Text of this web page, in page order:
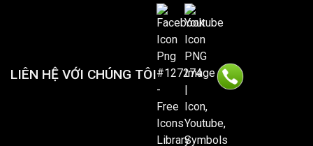
LIÊN HỆ VỚI CHÚNG TÔI